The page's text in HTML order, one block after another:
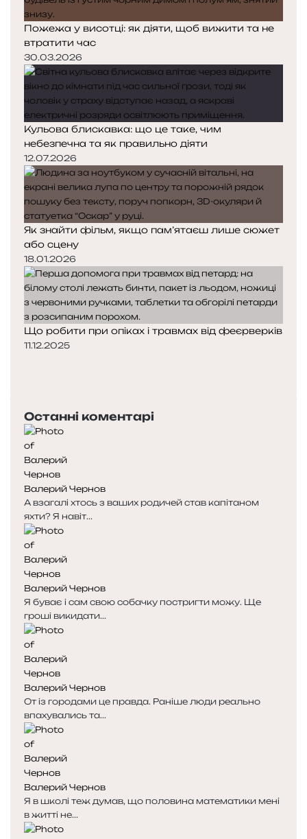
Пожежа у висотці: як діяти, щоб вижити та не
втратити час
30.03.2026
Кульова блискавка: що це таке, чим
небезпечна та як правильно діяти
12.07.2026
Як знайти фільм, якщо пам’ятаєш лише сюжет
або сцену
18.01.2026
Що робити при опіках і травмах від феєрверків
11.12.2025
Останні коментарі
Валерий Чернов
А взагалі хтось з ваших родичей став капітаном
яхти? Я навіт...
Валерий Чернов
Я буває і сам свою собачку постригти можу. Ще
гроші викидати...
Валерий Чернов
От із городами це правда. Раніше люди реально
впахувались та...
Валерий Чернов
Я в школі теж думав, що половина математики мені
в житті не...